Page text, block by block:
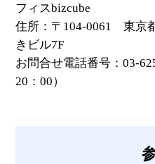
フィスbizcube
住所：〒104-0061 東京
きビル7F
お問合せ電話番号：03-
20：00）